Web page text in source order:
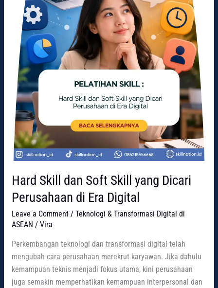
Hard Skill dan Soft Skill yang Dicari
Perusahaan di Era Digital
Leave a Comment / Teknologi & Transformasi Digital di
ASEAN / Vira
Perkembangan teknologi dan transformasi digital telah
mengubah cara perusahaan merekrut karyawan. Jika dahulu
kemampuan teknis menjadi fokus utama, kini perusahaan
juga semakin memperhatikan kemampuan interpersonal dan
Perusahaan
Era
Digital